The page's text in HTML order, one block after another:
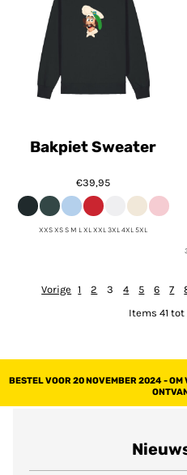
Bakpiet Sweater
€39,95
XXS XS S M L XL XXL 3XL 4XL 5XL
Vorige 1 2 3 4 5 6 7
Items 41
BESTEL VOOR 20 NOVEMBER 2024 - OM